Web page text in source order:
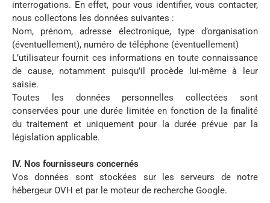
interrogations. En effet, pour vous identifier, vous contacter,
nous collectons les données suivantes :
Nom, prénom, adresse électronique, type d’organisation
(éventuellement), numéro de téléphone (éventuellement)
L’utilisateur fournit ces informations en toute connaissance
de cause, notamment puisqu’il procède lui-même à leur
saisie.
Toutes les données personnelles collectées sont
conservées pour une durée limitée en fonction de la finalité
du traitement et uniquement pour la durée prévue par la
législation applicable.
IV. Nos fournisseurs concernés
Vos données sont stockées sur les serveurs de notre
hébergeur OVH et par le moteur de recherche Google.